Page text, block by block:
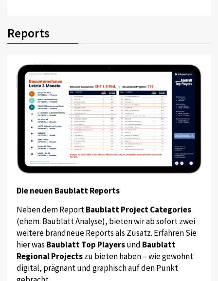
Reports
Die neuen Baublatt Reports
Neben dem ReportBaublatt Project Categories
(ehem. Baublatt Analyse), bieten wir ab sofort zwei
weitere brandneue Reports als Zusatz. Erfahren Sie
hier was Baublatt Top Playersund Baublatt
Regional Projectszu bieten haben – wie gewohnt
digital, prägnant und graphisch auf den Punkt